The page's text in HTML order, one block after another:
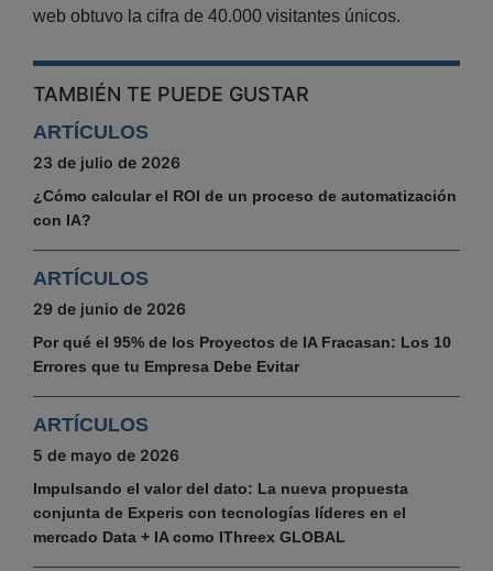
web obtuvo la cifra de 40.000 visitantes únicos.
TAMBIÉN TE PUEDE GUSTAR
ARTÍCULOS
23 de julio de 2026
¿Cómo calcular el ROI de un proceso de automatización
con IA?
ARTÍCULOS
29 de junio de 2026
Por qué el 95% de los Proyectos de IA Fracasan: Los 10
Errores que tu Empresa Debe Evitar
ARTÍCULOS
5 de mayo de 2026
Impulsando el valor del dato: La nueva propuesta
conjunta de Experis con tecnologías líderes en el
mercado Data + IA como IThreex GLOBAL